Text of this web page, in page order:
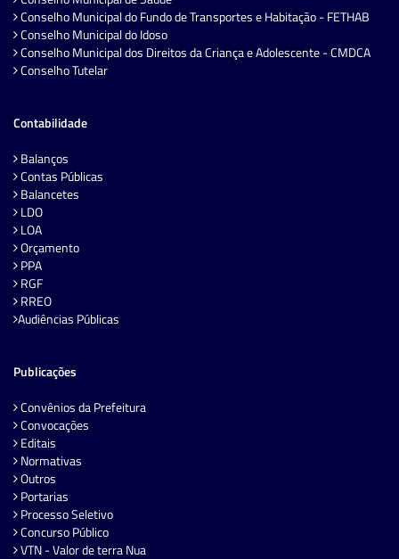
Conselho Municipal do Fundo de Transportes e Habitação - FETHAB
Conselho Municipal do Idoso
Conselho Municipal dos Direitos da Criança e Adolescente - CMDCA
Conselho Tutelar
Contabilidade
Balanços
Contas Públicas
Balancetes
LDO
LOA
Orçamento
PPA
RGF
RREO
Audiências Públicas
Publicações
Convênios da Prefeitura
Convocações
Editais
Normativas
Outros
Portarias
Processo Seletivo
Concurso Público
VTN - Valor de terra Nua